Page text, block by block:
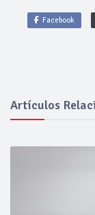
Facebook
Artículos